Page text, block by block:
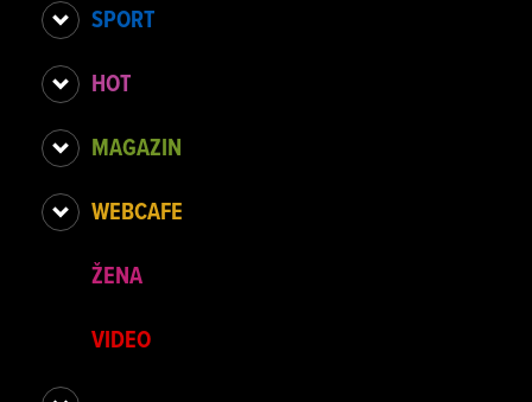
SPORT
HOT
MAGAZIN
WEBCAFE
ŽENA
VIDEO